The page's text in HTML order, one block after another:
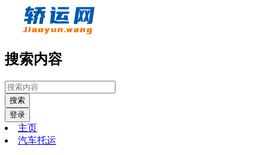
搜索内容
搜索
登录
主页
汽车托运